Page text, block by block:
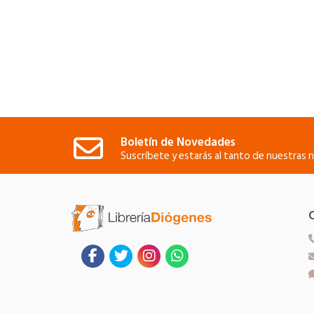
Boletín de Novedades
Suscríbete y estarás al tanto de nuestras